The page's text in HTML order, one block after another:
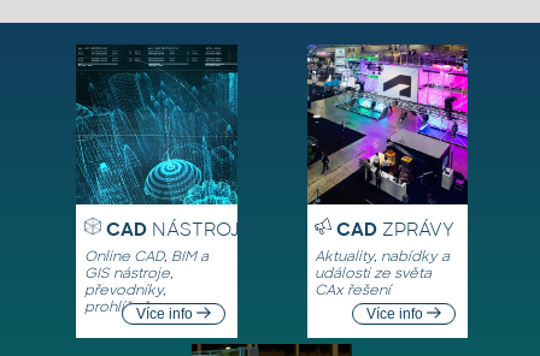
CADNÁSTROJE
Online CAD, BIM a
GIS nástroje,
převodníky,
prohlížečeVíce info
CADZPRÁVY
Aktuality, nabídky a
události ze světa
CAx řešení
Více info